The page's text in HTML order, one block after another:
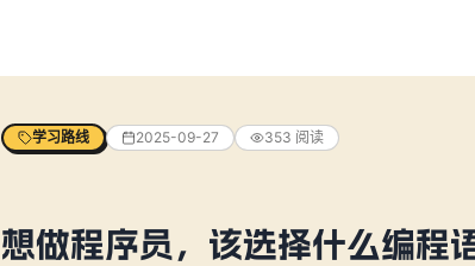
学习路线 2025-09-27 353 阅读
想做程序员，该选择什么编程